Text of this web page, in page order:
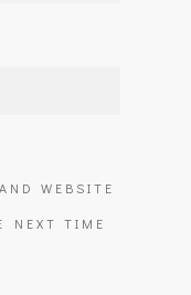
WEBSITE
NEXT TIME